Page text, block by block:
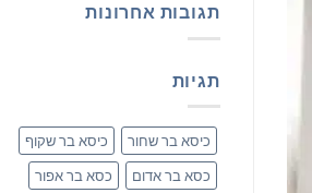
תגובות אחרונות
תגיות
כיסא בר שחור
כיסא בר שקוף
כסא בר אדום
כסא בר אפור